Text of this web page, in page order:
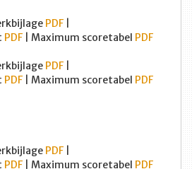
PDF
PDF | Maximum scoretabel PDF
PDF
PDF | Maximum scoretabel PDF
PDF
PDF | Maximum scoretabel PDF